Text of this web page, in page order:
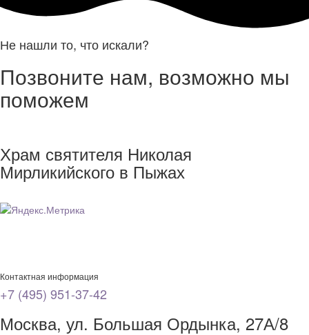
Не нашли то, что искали?
Позвоните нам, возможно мы
поможем
Храм святителя Николая
Мирликийского в Пыжах
Контактная информация
+7 (495) 951-37-42
Москва, ул. Большая Ордынка, 27А/8